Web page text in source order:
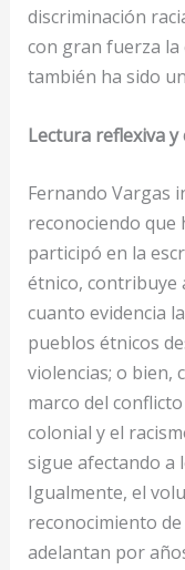
discriminación
con gran fuerza
también ha sido
Lectura reflexiva
Fernando Vargas
reconociendo que
participó en la
étnico, contribuye
cuanto evidencia
pueblos étnicos
violencias; o bien,
marco del
colonial y el
sigue afectando a
Igualmente, el
reconocimiento
adelantan por